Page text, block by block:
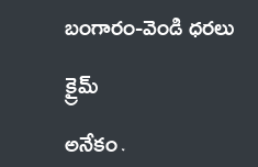
బంగారం-వెండి ధరలు
క్రైమ్
అనేకం